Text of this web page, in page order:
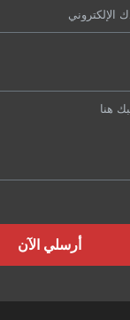
أرسلي الآن